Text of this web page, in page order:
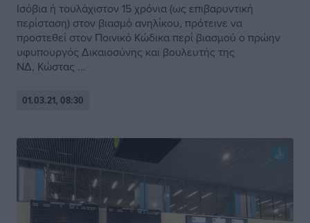
Ισόβια ή τουλάχιστον 15 χρόνια (ως επιβαρυντική
περίσταση) στον βιασμό ανηλίκου, πρότεινε να
προστεθεί στον Ποινικό Κώδικα περί βιασμού ο πρώην
υφυπουργός Δικαιοσύνης και βουλευτής της
ΝΔ, Κώστας ...
01.03.21, 08:30